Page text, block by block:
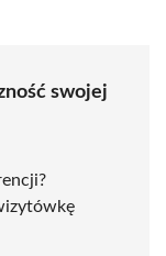
swojej